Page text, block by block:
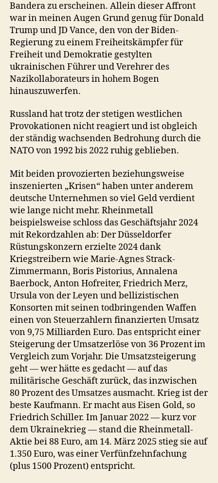
Bandera zu erscheinen. Allein dieser Affront
war in meinen Augen Grund genug für Donald
Trump und JD Vance, den von der Biden-
Regierung zu einem Freiheitskämpfer für
Freiheit und Demokratie gestylten
ukrainischen Führer und Verehrer des
Nazikollaborateurs in hohem Bogen
hinauszuwerfen.
Russland hat trotz der stetigen westlichen
Provokationen nicht reagiert und ist obgleich
der ständig wachsenden Bedrohung durch die
NATO von 1992 bis 2022 ruhig geblieben.
Mit beiden provozierten beziehungsweise
inszenierten „Krisen“ haben unter anderem
deutsche Unternehmen so viel Geld verdient
wie lange nicht mehr. Rheinmetall
beispielsweise schloss das Geschäftsjahr 2024
mit Rekordzahlen ab: Der Düsseldorfer
Rüstungskonzern erzielte 2024 dank
Kriegstreibern wie Marie-Agnes Strack-
Zimmermann, Boris Pistorius, Annalena
Baerbock, Anton Hofreiter, Friedrich Merz,
Ursula von der Leyen und bellizistischen
Konsorten mit seinen todbringenden Waffen
einen von Steuerzahlern finanzierten Umsatz
von 9,75 Milliarden Euro. Das entspricht einer
Steigerung der Umsatzerlöse von 36 Prozent im
Vergleich zum Vorjahr. Die Umsatzsteigerung
geht — wer hätte es gedacht — auf das
militärische Geschäft zurück, das inzwischen
80 Prozent des Umsatzes ausmacht. Krieg ist der
beste Kaufmann. Er macht aus Eisen Gold, so
Friedrich Schiller. Im Januar 2022 — kurz vor
dem Ukrainekrieg — stand die Rheinmetall-
Aktie bei 88 Euro, am 14. März 2025 stieg sie auf
1.350 Euro, was einer Verfünfzehnfachung
(plus 1500 Prozent) entspricht.